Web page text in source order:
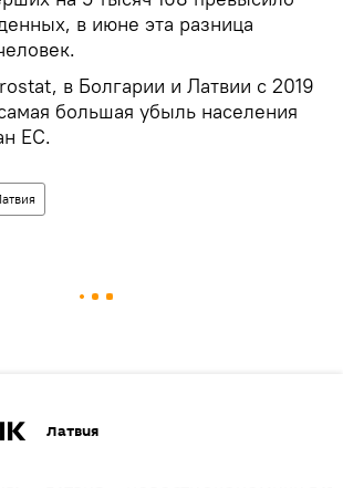
в июне эта разница
в Болгарии и Латвии с 2019
большая убыль населения
ЕС.
Латвия